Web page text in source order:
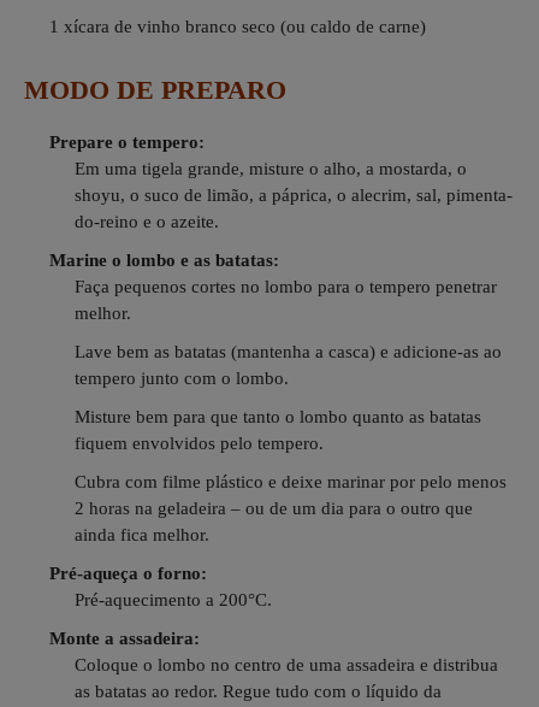
1 xícara de vinho branco seco (ou caldo de carne)
MODO DE PREPARO
Prepare o tempero:
Em uma tigela grande, misture o alho, a mostarda, o
shoyu, o suco de limão, a páprica, o alecrim, sal, pimenta-
do-reino e o azeite.
Marine o lombo e as batatas:
Faça pequenos cortes no lombo para o tempero penetrar
melhor.
Lave bem as batatas (mantenha a casca) e adicione-as ao
tempero junto com o lombo.
Misture bem para que tanto o lombo quanto as batatas
fiquem envolvidos pelo tempero.
Cubra com filme plástico e deixe marinar por pelo menos
2 horas na geladeira – ou de um dia para o outro que
ainda fica melhor.
Pré-aqueça o forno:
Pré-aquecimento a 200°C.
Monte a assadeira:
Coloque o lombo no centro de uma assadeira e distribua
as batatas ao redor. Regue tudo com o líquido da